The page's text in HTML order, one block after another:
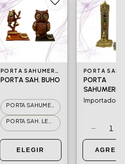
PORTA SAHUMERIOS
PORTA SAH. BUHO
PORTA SAHUMERIO MEDIANO 12,5
ELEGIR
PORTA
SAHUMERIO
TORRE
Importado
− 1